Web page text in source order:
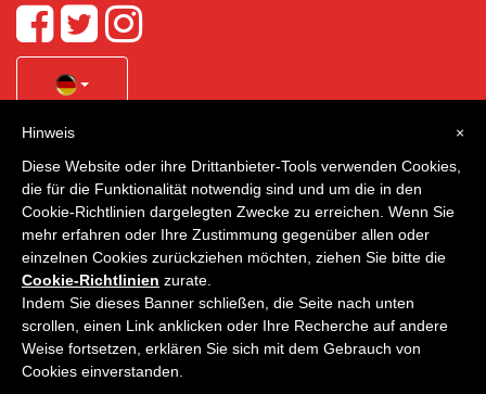
Quality Homes Costa Calida is a registered trademark of
La Manga Holiday Home SL duly registered with CIF / tax
no. B-30750053 and address: Bella Luz 07-05, 30389 La
Manga Club, Cartagena, Murcia, Spain.
Quality Homes Costa Cálida - Alle Rechte vorbehalten
Datenschutz Kontakt
×
Hinweis
Diese Website oder ihre Drittanbieter-Tools verwenden Cookies,
die für die Funktionalität notwendig sind und um die in den
Cookie-Richtlinien dargelegten Zwecke zu erreichen. Wenn Sie
mehr erfahren oder Ihre Zustimmung gegenüber allen oder
einzelnen Cookies zurückziehen möchten, ziehen Sie bitte die
Cookie-Richtlinien zurate.
Indem Sie dieses Banner schließen, die Seite nach unten
scrollen, einen Link anklicken oder Ihre Recherche auf andere
Weise fortsetzen, erklären Sie sich mit dem Gebrauch von
Cookies einverstanden.